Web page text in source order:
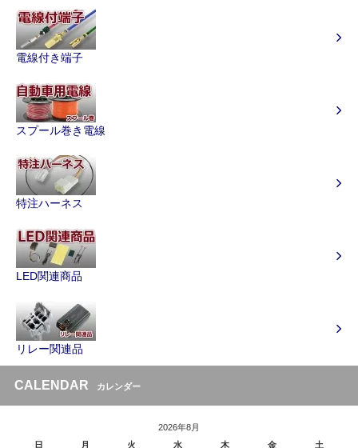
電線付き端子
スプール巻き電線
特注ハーネス
LED関連商品
リレー関連品
CALENDAR カレンダー
2026年8月
日
月 火 水 木 金
土